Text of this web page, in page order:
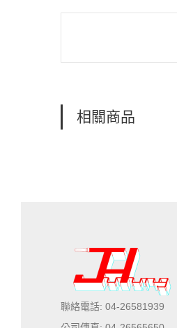
相關商品
聯絡電話: 04-26581939